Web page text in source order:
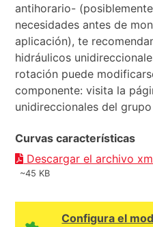
antihorario-
necesidades antes de
aplicación), te
hidráulicos
rotación puede
componente: visita la
unidireccionales del grupo
Curvas características
Descargar el archivo
~45 KB
Configura el